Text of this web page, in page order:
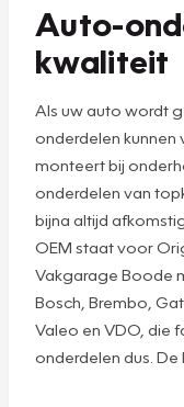
Auto-
kwaliteit
Als uw auto wordt
onderdelen
monteert bij
onderdelen van
bijna altijd
OEM staat voor
Vakgarage Boode
Bosch, Brembo,
Valeo en VDO, die
onderdelen dus.